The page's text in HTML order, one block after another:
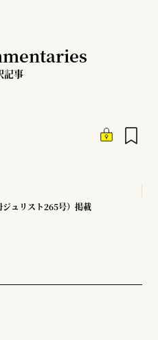
記事
ュリスト265号）掲載